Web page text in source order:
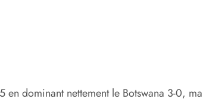
dominant nettement le Botswana 3-0,